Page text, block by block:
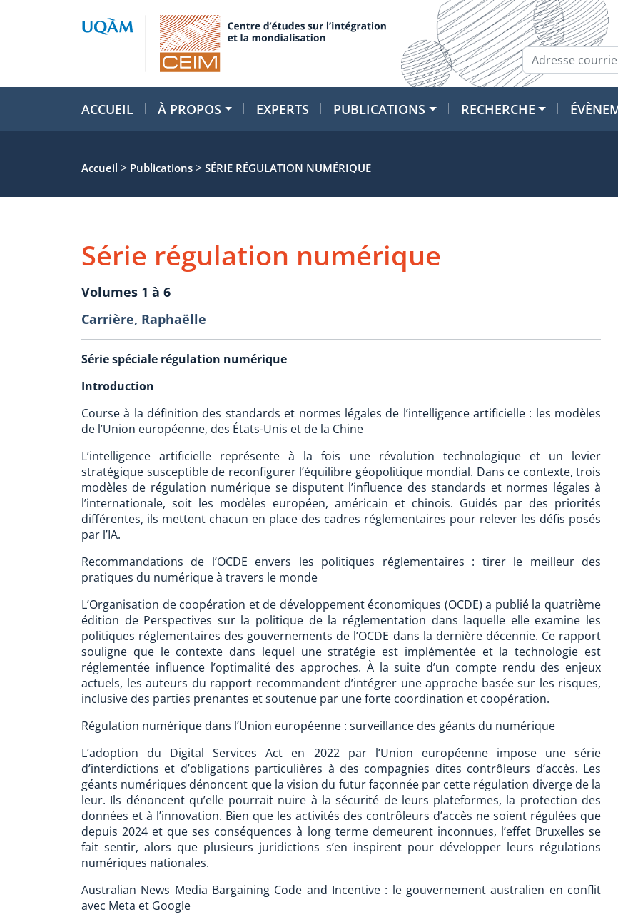
ACCUEIL À PROPOS EXPERTS PUBLICATIONS RECHERCHE
Accueil > Publications > SÉRIE RÉGULATION NUMÉRIQUE
Série régulation numérique
Volumes 1 à 6
Carrière, Raphaëlle
Série spéciale régulation numérique
Introduction
Course à la définition des standards et normes légales de l’intelligence artificielle : les modèles
de l’Union européenne, des États-Unis et de la Chine
L’intelligence artificielle représente à la fois une révolution technologique et un levier
stratégique susceptible de reconfigurer l’équilibre géopolitique mondial. Dans ce contexte, trois
modèles de régulation numérique se disputent l’influence des standards et normes légales à
l’internationale, soit les modèles européen, américain et chinois. Guidés par des priorités
différentes, ils mettent chacun en place des cadres réglementaires pour relever les défis posés
par l’IA.
Recommandations de l’OCDE envers les politiques réglementaires : tirer le meilleur des
pratiques du numérique à travers le monde
L’Organisation de coopération et de développement économiques (OCDE) a publié la quatrième
édition de Perspectives sur la politique de la réglementation dans laquelle elle examine les
politiques réglementaires des gouvernements de l’OCDE dans la dernière décennie. Ce rapport
souligne que le contexte dans lequel une stratégie est implémentée et la technologie est
réglementée influence l’optimalité des approches. À la suite d’un compte rendu des enjeux
actuels, les auteurs du rapport recommandent d’intégrer une approche basée sur les risques,
inclusive des parties prenantes et soutenue par une forte coordination et coopération.
Régulation numérique dans l’Union européenne : surveillance des géants du numérique
L’adoption du Digital Services Act en 2022 par l’Union européenne impose une série
d’interdictions et d’obligations particulières à des compagnies dites contrôleurs d’accès. Les
géants numériques dénoncent que la vision du futur façonnée par cette régulation diverge de la
leur. Ils dénoncent qu’elle pourrait nuire à la sécurité de leurs plateformes, la protection des
données et à l’innovation. Bien que les activités des contrôleurs d’accès ne soient régulées que
depuis 2024 et que ses conséquences à long terme demeurent inconnues, l’effet Bruxelles se
fait sentir, alors que plusieurs juridictions s’en inspirent pour développer leurs régulations
numériques nationales.
Australian News Media Bargaining Code and Incentive : le gouvernement australien en conflit
avec Meta et Google